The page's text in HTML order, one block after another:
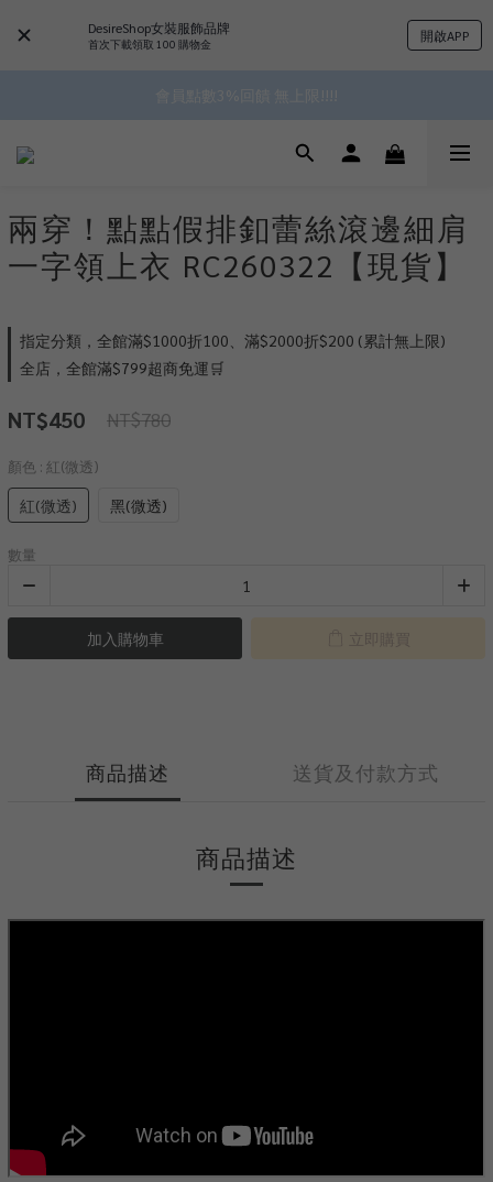
DesireShop女裝服飾品牌
首次下載領取 100 購物金 開啟APP
✿॰ॱ*｡ﾟ 全館滿$799即免運ॱ*｡ﾟ✿
^•ﻌ•^全館滿$1000現折$100 累計無上限 ♡ ✧*
會員點數3%回饋 無上限!!!!
✿॰ॱ*｡ﾟ 全館滿$799即免運ॱ*｡ﾟ✿
兩穿！點點假排釦蕾絲滾邊細肩
一字領上衣 RC260322【現貨】
指定分類，全館滿$1000折100、滿$2000折$200 (累計無上限)
全店，全館滿$799超商免運🛒
NT$450 NT$780
顏色 : 紅(微透)
紅(微透) 黑(微透)
數量
加入購物車 立即購買
商品描述 送貨及付款方式
商品描述